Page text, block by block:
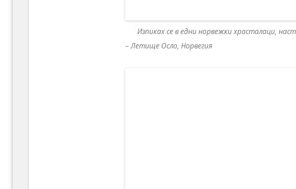
Изпиках се в едни норвежки храсталаци,
– Летище Осло, Норвегия